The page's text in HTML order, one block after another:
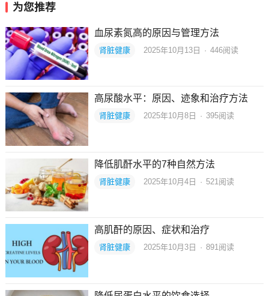
为您推荐
血尿素氮高的原因与管理方法
肾脏健康 2025年10月13日 · 446阅读
高尿酸水平：原因、迹象和治疗方法
肾脏健康 2025年10月8日 · 395阅读
降低肌酐水平的7种自然方法
肾脏健康 2025年10月4日 · 521 阅读
高肌酐的原因、症状和治疗
肾脏健康 2025年10月3日 · 891阅读